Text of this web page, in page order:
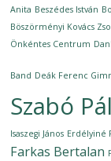
Anita Beszédes István
Böszörményi Kovács
Önkéntes Centrum
Band Deák Ferenc
Szabó Pál
Isaszegi János Erdélyiné
Farkas Bertalan